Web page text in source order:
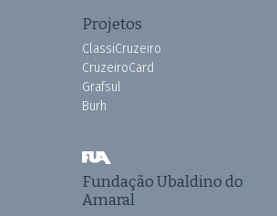
Projetos
ClassiCruzeiro
CruzeiroCard
Grafsul
Burh
Fundação Ubaldino do
Amaral